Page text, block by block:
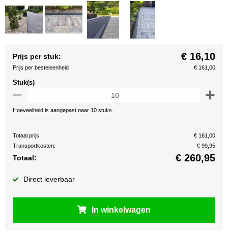
Prijs per stuk: € 16,10
Prijs per besteleenheid € 161,00
Stuk(s)
Hoeveelheid is aangepast naar 10 stuks.
Totaal prijs:
€ 161,00
Transportkosten:
€ 99,95
Totaal: € 260,95
Direct leverbaar
In winkelwagen